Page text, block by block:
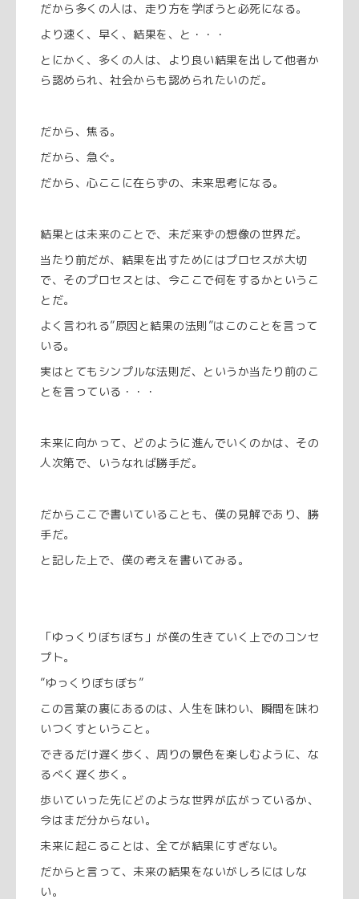
だから多くの人は、走り方を学ぼうと必死になる。
より速く、早く、結果を、と・・・
とにかく、多くの人は、より良い結果を出して他者か
ら認められ、社会からも認められたいのだ。
だから、焦る。
だから、急ぐ。
だから、心ここに在らずの、未来思考になる。
結果とは未来のことで、未だ来ずの想像の世界だ。
当たり前だが、結果を出すためにはプロセスが大切
で、そのプロセスとは、今ここで何をするかというこ
とだ。
よく言われる”原因と結果の法則”はこのことを言って
いる。
実はとてもシンプルな法則だ、というか当たり前のこ
とを言っている・・・
未来に向かって、どのように進んでいくのかは、その
人次第で、いうなれば勝手だ。
だからここで書いていることも、僕の見解であり、勝
手だ。
と記した上で、僕の考えを書いてみる。
「ゆっくりぼちぼち」が僕の生きていく上でのコンセ
プト。
”ゆっくりぼちぼち”
この言葉の裏にあるのは、人生を味わい、瞬間を味わ
いつくすということ。
できるだけ遅く歩く、周りの景色を楽しむように、な
るべく遅く歩く。
歩いていった先にどのような世界が広がっているか、
今はまだ分からない。
未来に起こることは、全てが結果にすぎない。
だからと言って、未来の結果をないがしろにはしな
い。